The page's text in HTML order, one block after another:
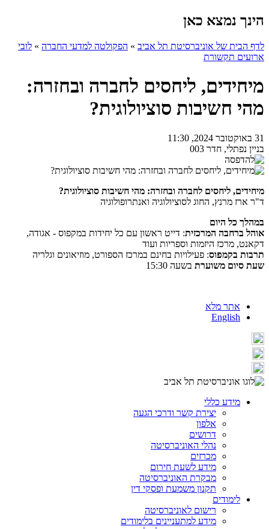
הינך נמצא כאן
לדף הבית של אוניברסיטת תל אביב » הפקולטה למדעי החברה » לובי
ארועים תקשורת
מיחידים, ליחסים לחברה ובחזרה:
מהי חשיבות סוציולוגית?
31 באוקטובר 2024, 11:30
בניין נפתלי, חדר 003
מיחידים, ליחסים לחברה ובחזרה: מהי חשיבות סוציולוגית?
ד"ר ארז מרנץ, החוג לסוציולוגיה ואנתרופולוגיה
במהלך כל היום
אוהל ברחבה המרכזית: דייט ראשון עם כל יחידות במקפוס - אגודה,
דקאנט, מרכז היזמות וספריות ועוד
תרבות בקמפוס: פעילויות בחינם במרכז הספורט, מוזיאונים וגלריה
שעת סיום משוערת בשעה 15:30
אתר מלא
English
מידע כללי
יצירת קשר ודרכי הגעה
אלפון
דרושים
נהלי האוניברסיטה
מכרזים
מידע לשעת חירום
מבקרת האוניברסיטה
תקנון משמעת ופסקי דין
לימודים
רישום לאוניברסיטה
מידע למתעניינים בלימודים